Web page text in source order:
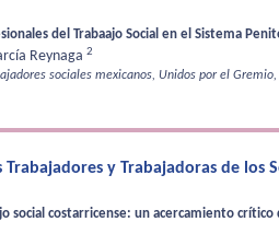
del Trabaajo Social en el Sistema
Reynaga 2
sociales mexicanos, Unidos por el Gremio,
y Trabajadoras de los
social costarricense: un acercamiento crítico